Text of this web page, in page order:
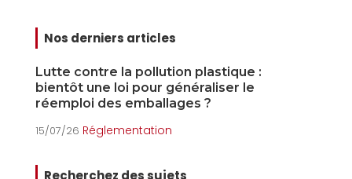
Nos derniers articles
Lutte contre la pollution plastique :
bientôt une loi pour généraliser le
réemploi des emballages ?
15/07/26 Réglementation
Recherchez des sujets